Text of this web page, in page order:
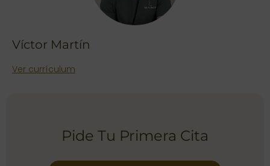
Víctor Martín
Ver currículum
Pide Tu Primera Cita